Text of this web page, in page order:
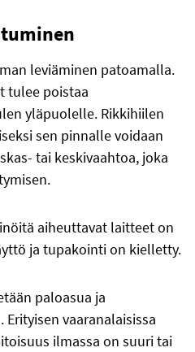
leviäminen patoamalla.
tulee poistaa
yläpuolelle. Rikkihiilen
sen pinnalle voidaan
tai keskivaahtoa, joka
aiheuttavat laitteet on
ja tupakointi on kielletty.
paloasua ja
vaaranalaisissa
ilmassa on suuri tai